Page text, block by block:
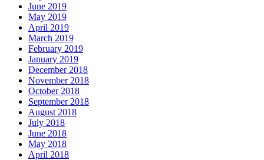
June 2019
May 2019
April 2019
March 2019
February 2019
January 2019
December 2018
November 2018
October 2018
September 2018
August 2018
July 2018
June 2018
May 2018
April 2018